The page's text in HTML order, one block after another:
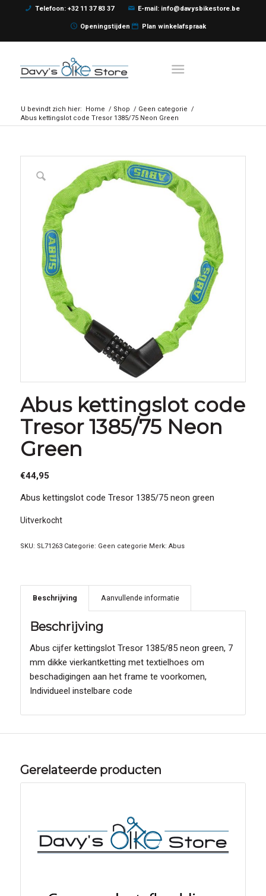
Telefoon: +32 11 37 83 37 E-mail: info@davysbikestore.be
Openingstijden Plan winkelafspraak
U bevindt zich hier: Home / Shop / Geen categorie /
Abus kettingslot code Tresor 1385/75 Neon Green
Abus kettingslot code
Tresor 1385/75 Neon
Green
€44,95
Abus kettingslot code Tresor 1385/75 neon green
Uitverkocht
SKU: SL71263 Categorie: Geen categorie Merk: Abus
Beschrijving Aanvullende informatie
Beschrijving
Abus cijfer kettingslot Tresor 1385/85 neon green, 7
mm dikke vierkantketting met textielhoes om
beschadigingen aan het frame te voorkomen,
Individueel instelbare code
Gerelateerde producten